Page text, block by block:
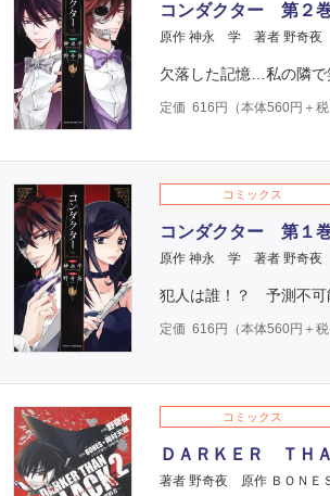
コンダクター 第２
原作 神永 学 著者 野奇夜
欠落した記憶…私の隣で
定価 616 円（本体560円＋税
コミックス
コンダクター 第１
原作 神永 学 著者 野奇夜
犯人は誰！？ 予測不可
定価 616 円（本体560円＋税
コミックス
ＤＡＲＫＥＲ Ｔ
著者 野奇夜 原作 ＢＯＮＥ